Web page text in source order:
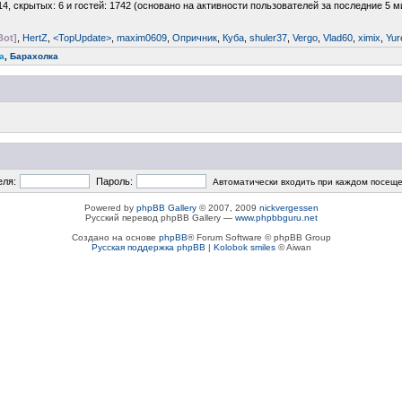
скрытых: 6 и гостей: 1742 (основано на активности пользователей за последние 5
HertZ <TopUpdate> maxim0609 Опричник Куба shuler37 Vergo Vlad60 ximix
Барахолка
Пароль: Автоматически входить при каждом
Powered by phpBB Gallery© 2007, 2009 nickvergessen
Русский перевод phpBB Gallery — www.phpbbguru.net
Создано на основе phpBB® Forum Software © phpBB Group
Русская поддержка phpBB | Kolobok smiles© Aiwan